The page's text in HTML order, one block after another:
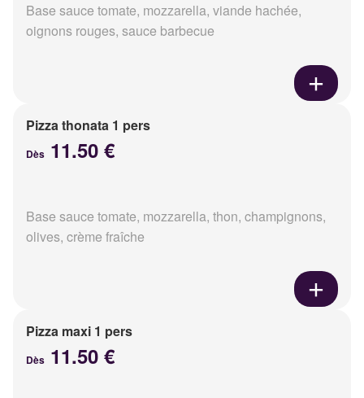
Base sauce tomate, mozzarella, viande hachée,
oignons rouges, sauce barbecue
Pizza thonata 1 pers
Dès 11.50 €
Base sauce tomate, mozzarella, thon, champignons,
olives, crème fraîche
Pizza maxi 1 pers
Dès 11.50 €